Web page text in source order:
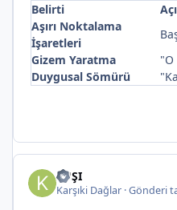
Belirti
Aşırı Noktalama
İşaretleri
Gizem Yaratma
Duygusal Sömürü
SUŞI
Karşıki Dağlar ·Gönderi